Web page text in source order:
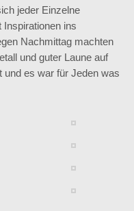
jeder Einzelne
ins
Nachmittag machten
und guter Laune auf
es war für Jeden was